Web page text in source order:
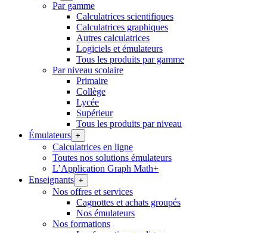
Par gamme
Calculatrices scientifiques
Calculatrices graphiques
Autres calculatrices
Logiciels et émulateurs
Tous les produits par gamme
Par niveau scolaire
Primaire
Collège
Lycée
Supérieur
Tous les produits par niveau
Émulateurs +
Calculatrices en ligne
Toutes nos solutions émulateurs
L’Application Graph Math+
Enseignants +
Nos offres et services
Cagnottes et achats groupés
Nos émulateurs
Nos formations